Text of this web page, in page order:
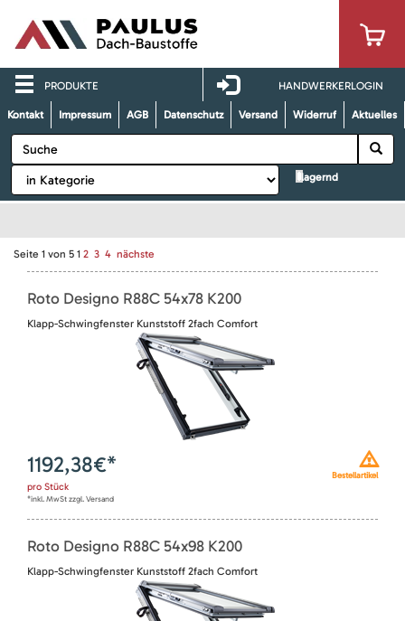
PRODUKTE HANDWERKERLOGIN
Kontakt Impressum AGB Datenschutz Versand Widerruf Aktuelles
lagernd
Seite 1 von 5 1 2 3 4 nächste
Roto Designo R88C 54x78 K200
Klapp-Schwingfenster Kunststoff 2fach Comfort
Bestellartikel
1192,38€*
pro Stück
*inkl. MwSt zzgl. Versand
Roto Designo R88C 54x98 K200
Klapp-Schwingfenster Kunststoff 2fach Comfort